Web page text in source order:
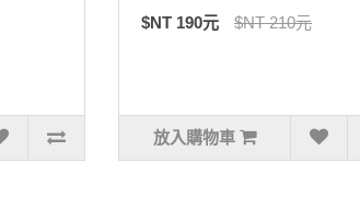
$NT 190元 $NT 210元
放入購物車